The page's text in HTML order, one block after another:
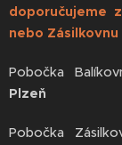
doporučujeme
nebo Zásilkovnu
Pobočka
Plzeň
Pobočka